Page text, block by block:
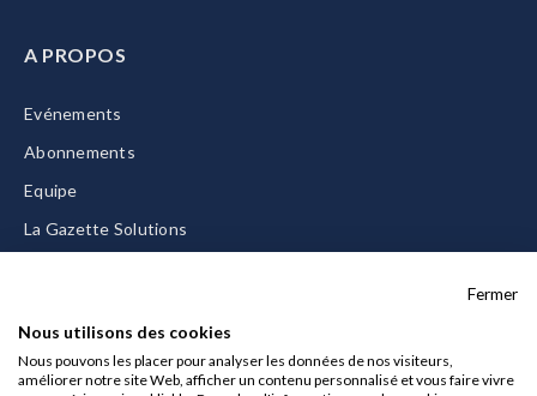
A PROPOS
Evénements
Abonnements
Equipe
La Gazette Solutions
Mentions légales
Fermer
Nous utilisons des cookies
Nous pouvons les placer pour analyser les données de nos visiteurs,
améliorer notre site Web, afficher un contenu personnalisé et vous faire vivre